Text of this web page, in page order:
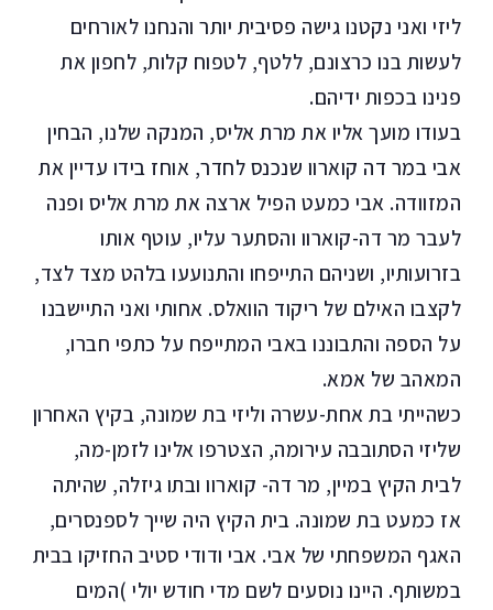
ליזי ואני נקטנו גישה פסיבית יותר והנחנו לאורחים
לעשות בנו כרצונם, ללטף, לטפוח קלות, לחפון את
פנינו בכפות ידיהם.
בעודו מועך אליו את מרת אליס, המנקה שלנו, הבחין
אבי במר דה קוארוו שנכנס לחדר, אוחז בידו עדיין את
המזוודה. אבי כמעט הפיל ארצה את מרת אליס ופנה
לעבר מר דה-קוארוו והסתער עליו, עוטף אותו
בזרועותיו, ושניהם התייפחו והתנועעו בלהט מצד לצד,
לקצבו האילם של ריקוד הוואלס. אחותי ואני התיישבנו
על הספה והתבוננו באבי המתייפח על כתפי חברו,
המאהב של אמא.
כשהייתי בת אחת-עשרה וליזי בת שמונה, בקיץ האחרון
שליזי הסתובבה עירומה, הצטרפו אלינו לזמן-מה,
לבית הקיץ במיין, מר דה- קוארוו ובתו גיזלה, שהיתה
אז כמעט בת שמונה. בית הקיץ היה שייך לספנסרים,
האגף המשפחתי של אבי. אבי ודודי סטיב החזיקו בבית
במשותף. היינו נוסעים לשם מדי חודש יולי )המים